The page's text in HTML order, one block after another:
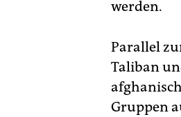
werden.
Parallel
Taliban
Gruppen